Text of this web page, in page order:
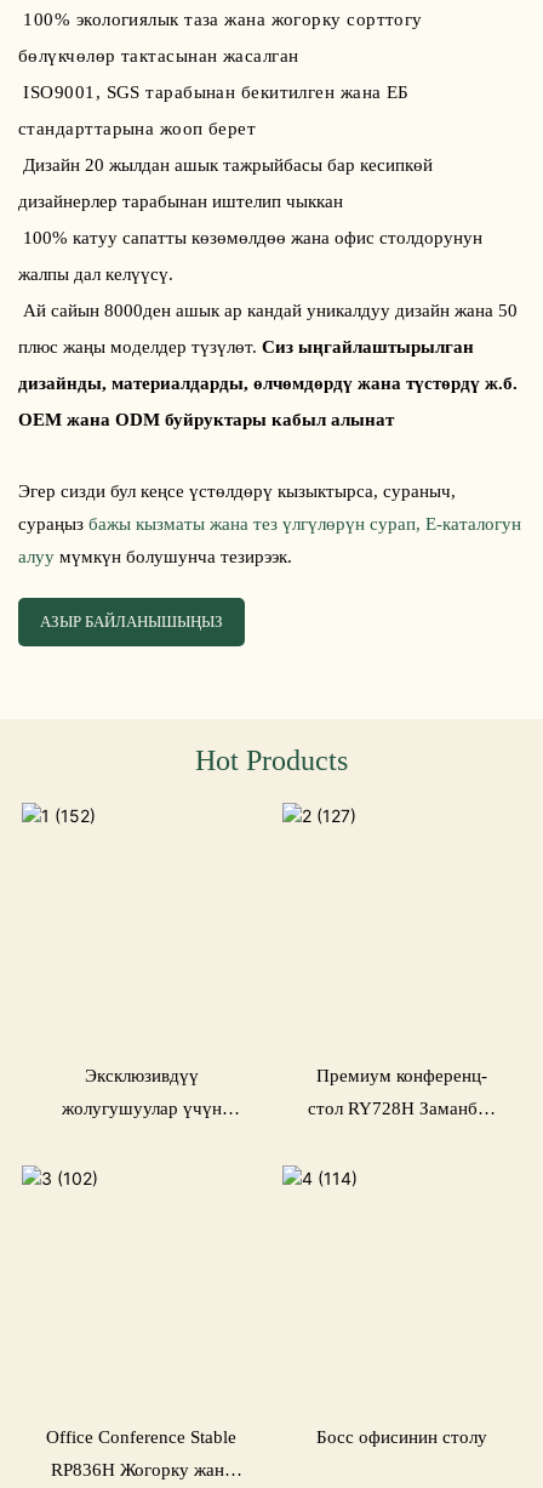
100% экологиялык таза жана жогорку сорттогу
бөлүкчөлөр тактасынан жасалган
ISO9001, SGS тарабынан бекитилген жана ЕБ
стандарттарына жооп берет
Дизайн 20 жылдан ашык тажрыйбасы бар кесипкөй
дизайнерлер тарабынан иштелип чыккан
100% катуу сапатты көзөмөлдөө жана офис столдорунун
жалпы дал келүүсү.
Ай сайын 8000ден ашык ар кандай уникалдуу дизайн жана 50
плюс жаңы моделдер түзүлөт. Сиз ыңгайлаштырылган
дизайнды, материалдарды, өлчөмдөрдү жана түстөрдү ж.б.
OEM жана ODM буйруктары кабыл алынат
Эгер сизди бул кеңсе үстөлдөрү кызыктырса, сураныч,
сураңыз бажы кызматы жана тез үлгүлөрүн сурап, E-каталогун
алуу мүмкүн болушунча тезирээк.
АЗЫР БАЙЛАНЫШЫҢЫЗ
Hot Products
Эксклюзивдүү
жолугушуулар үчүн
конференция столу -
Премиум конференц-
стол RY728H Заманбап
Office Conference Stable
RP836H Жогорку жана
Босс офисинин столу